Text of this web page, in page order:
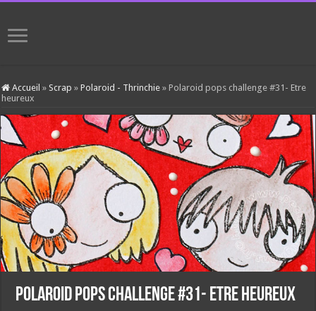
Accueil » Scrap » Polaroid - Thrinchie » Polaroid pops challenge #31- Etre
heureux
Polaroid pops challenge #31- Etre heureux